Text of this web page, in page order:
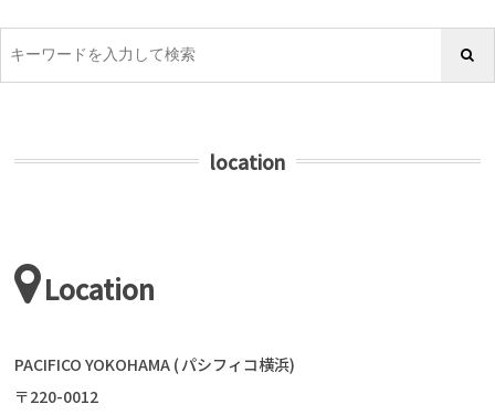
location
Location
PACIFICO YOKOHAMA ( パシフィコ横浜)
〒220-0012